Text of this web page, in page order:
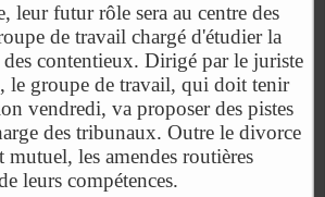
leur futur rôle sera au centre des
de travail chargé d'étudier la
contentieux. Dirigé par le juriste
le groupe de travail, qui doit tenir
vendredi, va proposer des pistes
des tribunaux. Outre le divorce
mutuel, les amendes routières
leurs compétences.